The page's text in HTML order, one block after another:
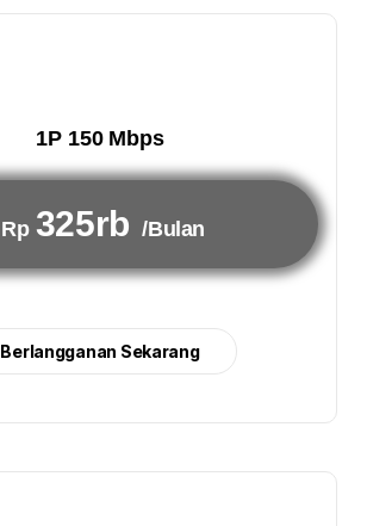
1P 150 Mbps
Rp 325rb /Bulan
Berlangganan Sekarang